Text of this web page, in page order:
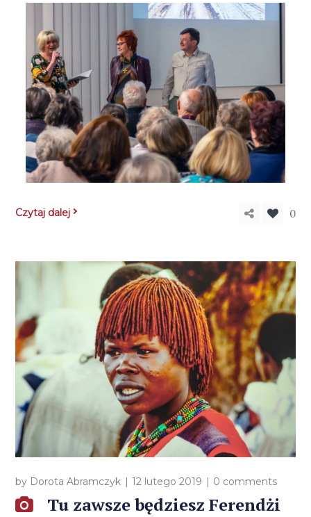
Czytaj dalej 0
by Dorota Abramczyk 12 lutego 2019 0 comments
Tu zawsze będziesz Ferendżi